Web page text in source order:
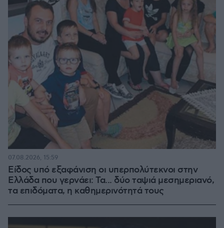
Είδος υπό εξαφάνιση οι υπερπολύτεκνοι στην
Ελλάδα που γερνάει: Τα... δύο ταψιά μεσημεριανό,
τα επιδόματα, η καθημερινότητά τους
07.08.2026, 15:59